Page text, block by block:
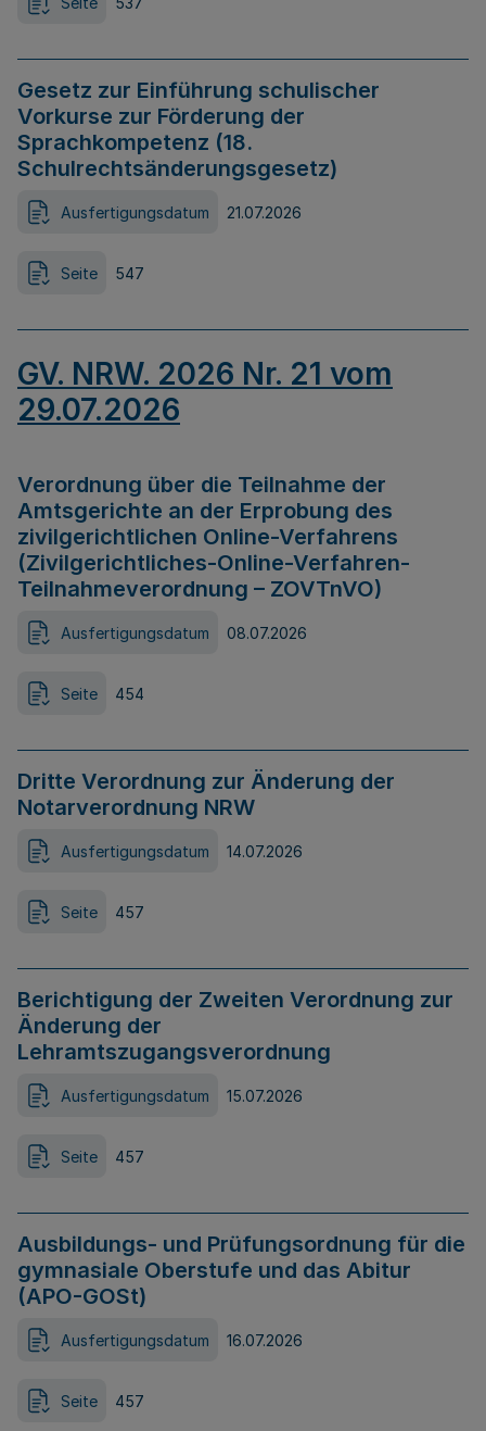
Gesetz zur Einführung schulischer
Vorkurse zur Förderung der
Sprachkompetenz (18.
Schulrechtsänderungsgesetz)
Ausfertigungsdatum 21.07.2026
Seite 547
GV. NRW. 2026 Nr. 21 vom
29.07.2026
Verordnung über die Teilnahme der
Amtsgerichte an der Erprobung des
zivilgerichtlichen Online-Verfahrens
(Zivilgerichtliches-Online-Verfahren-
Teilnahmeverordnung – ZOVTnVO)
Ausfertigungsdatum 08.07.2026
Seite 454
Dritte Verordnung zur Änderung der
Notarverordnung NRW
Ausfertigungsdatum 14.07.2026
Seite 457
Berichtigung der Zweiten Verordnung zur
Änderung der
Lehramtszugangsverordnung
Ausfertigungsdatum 15.07.2026
Seite 457
Ausbildungs- und Prüfungsordnung für die
gymnasiale Oberstufe und das Abitur
(APO-GOSt)
Ausfertigungsdatum 16.07.2026
Seite 457